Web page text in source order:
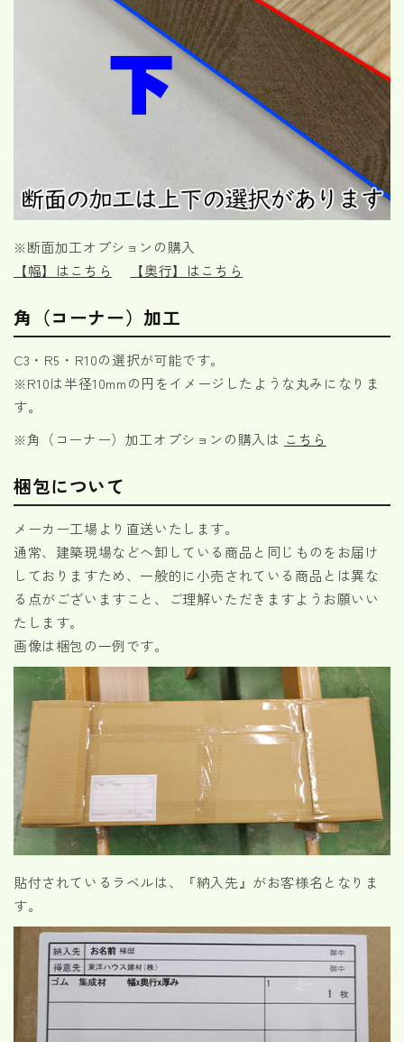
※断面加工オプションの購入
【幅】はこちら
【奥行】はこちら
角（コーナー）加工
C3・R5・R10の選択が可能です。
※R10は半径10mmの円をイメージしたような丸みになりま
す。
※角（コーナー）加工オプションの購入は こちら
梱包について
メーカー工場より直送いたします。
通常、建築現場などへ卸している商品と同じものをお届け
しておりますため、一般的に小売されている商品とは異な
る点がございますこと、ご理解いただきますようお願いい
たします。
画像は梱包の一例です。
貼付されているラベルは、『納入先』がお客様名となりま
す。